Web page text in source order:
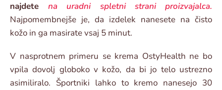
najdetena uradni spletni strani proizvajalca.
Najpomembnejše je, da izdelek nanesete na čisto
kožo in ga masirate vsaj 5 minut.
V nasprotnem primeru se krema OstyHealth ne bo
vpila dovolj globoko v kožo, da bi jo telo ustrezno
asimiliralo. Športniki lahko to kremo nanesejo 30